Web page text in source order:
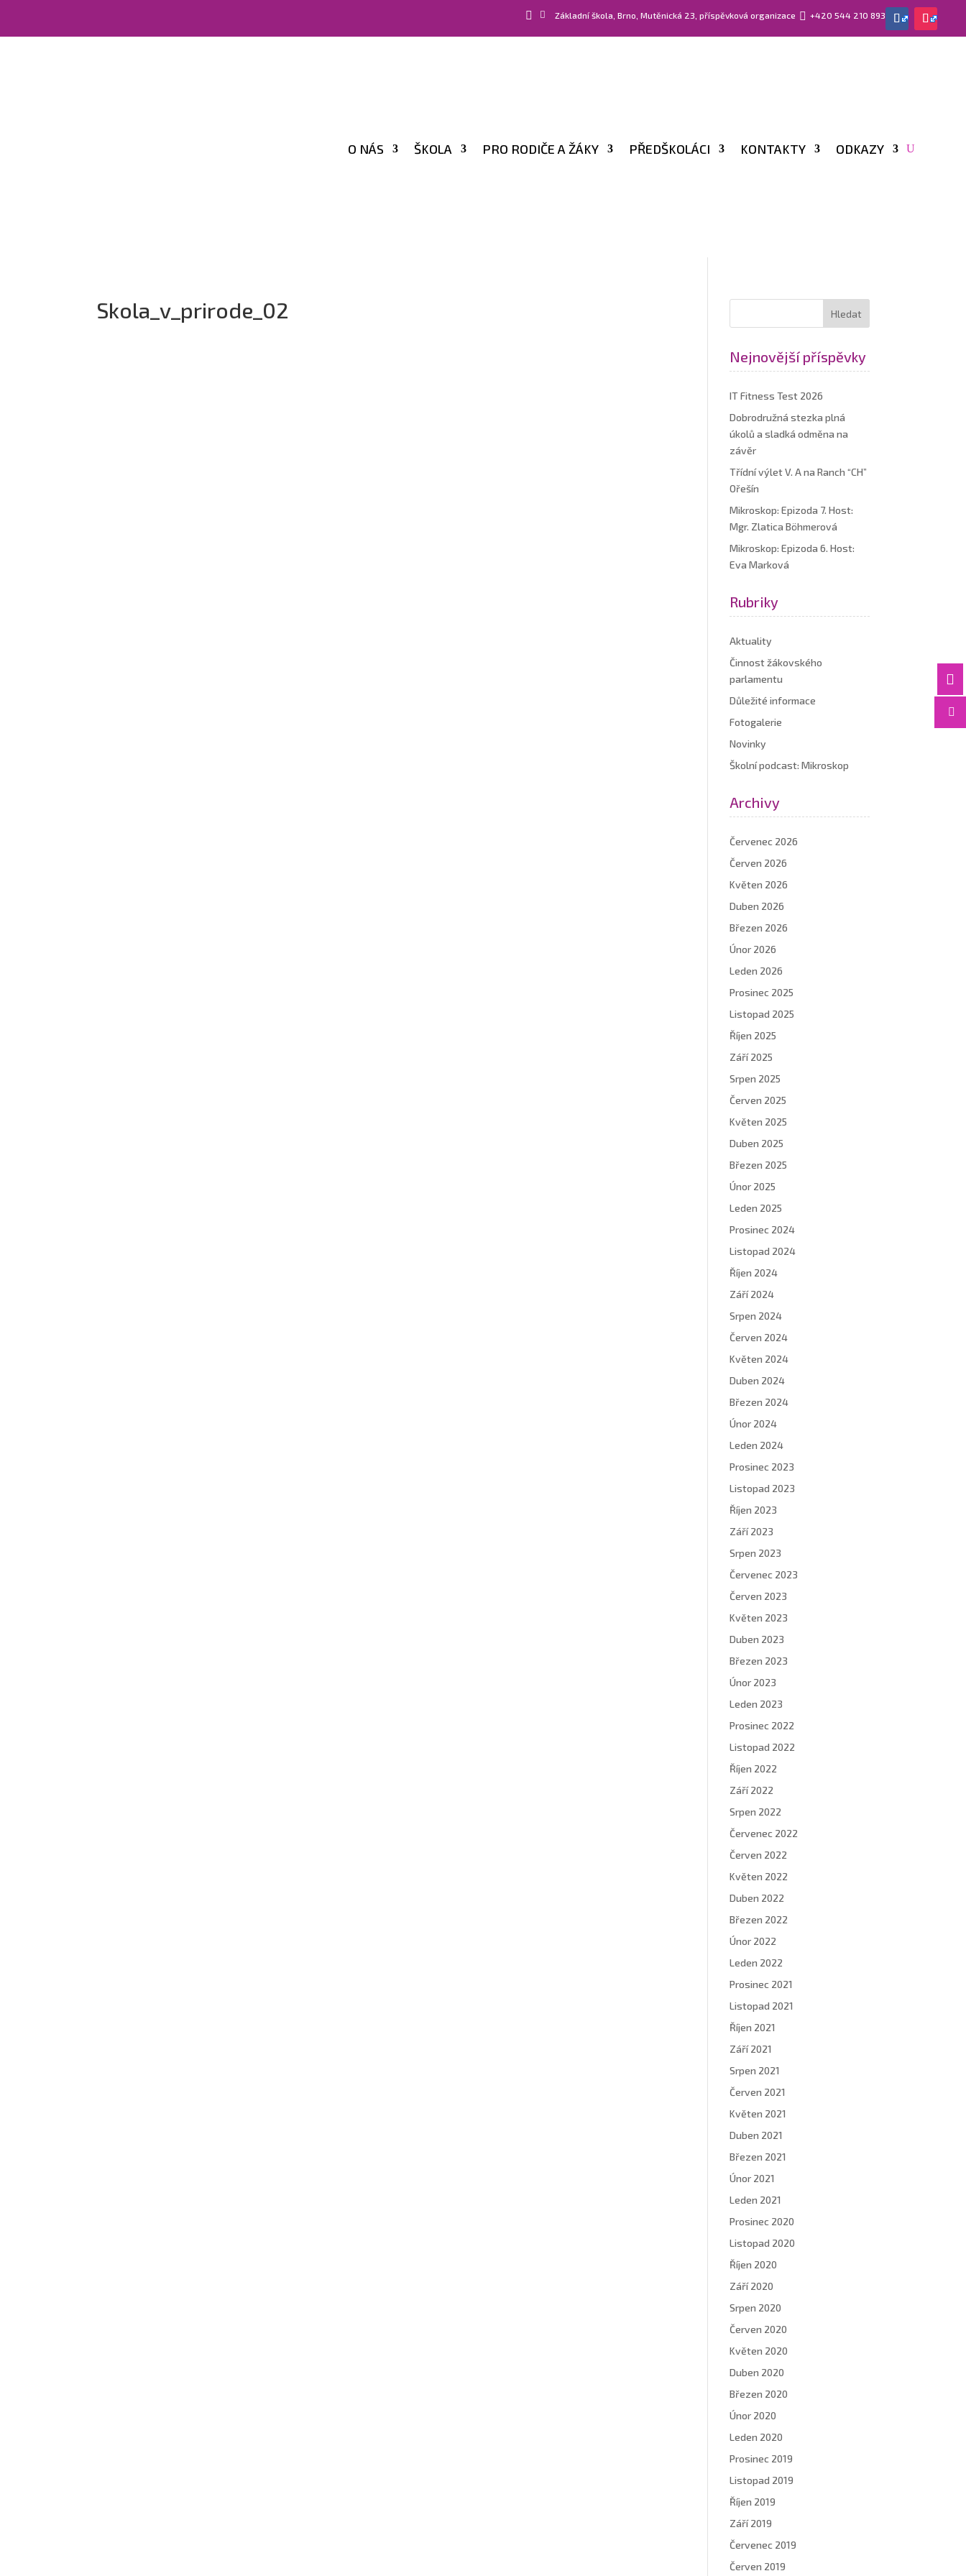
  Základní škola, Brno, Mutěnická 23, příspěvková organizace  +420 544 210 893
O NÁS ŠKOLA PRO RODIČE A ŽÁKY PŘEDŠKOLÁCI KONTAKTY ODKAZY


Skola_v_prirode_02
Nejnovější příspěvky
IT Fitness Test 2026
Dobrodružná stezka plná
úkolů a sladká odměna na
závěr
Třídní výlet V. A na Ranch “CH”
Ořešín
Mikroskop: Epizoda 7. Host:
Mgr. Zlatica Böhmerová
Mikroskop: Epizoda 6. Host:
Eva Marková
Rubriky
Aktuality
Činnost žákovského
parlamentu
Důležité informace
Fotogalerie
Novinky
Školní podcast: Mikroskop
Archivy
Červenec 2026
Červen 2026
Květen 2026
Duben 2026
Březen 2026
Únor 2026
Leden 2026
Prosinec 2025
Listopad 2025
Říjen 2025
Září 2025
Srpen 2025
Červen 2025
Květen 2025
Duben 2025
Březen 2025
Únor 2025
Leden 2025
Prosinec 2024
Listopad 2024
Říjen 2024
Září 2024
Srpen 2024
Červen 2024
Květen 2024
Duben 2024
Březen 2024
Únor 2024
Leden 2024
Prosinec 2023
Listopad 2023
Říjen 2023
Září 2023
Srpen 2023
Červenec 2023
Červen 2023
Květen 2023
Duben 2023
Březen 2023
Únor 2023
Leden 2023
Prosinec 2022
Listopad 2022
Říjen 2022
Září 2022
Srpen 2022
Červenec 2022
Červen 2022
Květen 2022
Duben 2022
Březen 2022
Únor 2022
Leden 2022
Prosinec 2021
Listopad 2021
Říjen 2021
Září 2021
Srpen 2021
Červen 2021
Květen 2021
Duben 2021
Březen 2021
Únor 2021
Leden 2021
Prosinec 2020
Listopad 2020
Říjen 2020
Září 2020
Srpen 2020
Červen 2020
Květen 2020
Duben 2020
Březen 2020
Únor 2020
Leden 2020
Prosinec 2019
Listopad 2019
Říjen 2019
Září 2019
Červenec 2019
Červen 2019